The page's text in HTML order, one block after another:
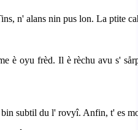
n' alans nin pus lon. La ptite
è oyu frèd. Il è rèchu avu s'
subtil du l' rovyî. Anfin, t' es